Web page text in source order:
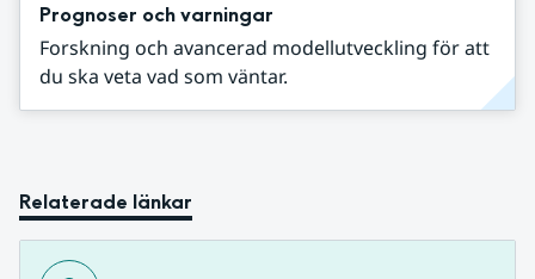
Prognoser och varningar
Forskning och avancerad modellutveckling för att
du ska veta vad som väntar.
Relaterade länkar